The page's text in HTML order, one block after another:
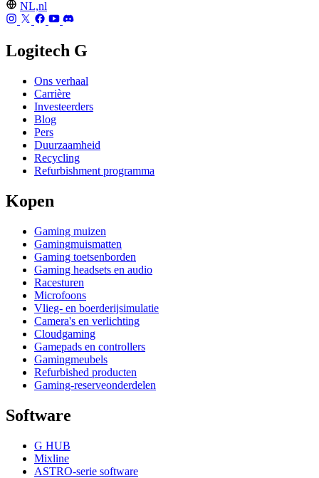
NL,nl
Logitech G
Ons verhaal
Carrière
Investeerders
Blog
Pers
Duurzaamheid
Recycling
Refurbishment programma
Kopen
Gaming muizen
Gamingmuismatten
Gaming toetsenborden
Gaming headsets en audio
Racesturen
Microfoons
Vlieg- en boerderijsimulatie
Camera's en verlichting
Cloudgaming
Gamepads en controllers
Gamingmeubels
Refurbished producten
Gaming-reserveonderdelen
Software
G HUB
Mixline
ASTRO-serie software